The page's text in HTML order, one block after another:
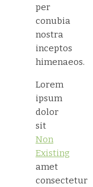
per
conubia
nostra
inceptos
himenaeos.
Lorem
ipsum
dolor
sit
Non
Existing
amet
consectetur